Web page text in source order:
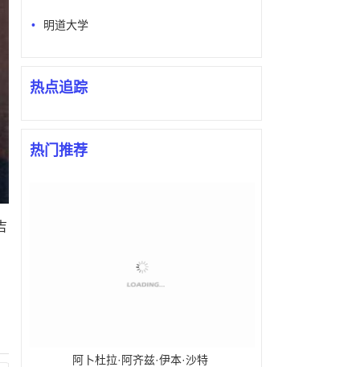
明道大学
热点追踪
热门推荐
阿卜杜拉·阿齐兹·伊本·沙特